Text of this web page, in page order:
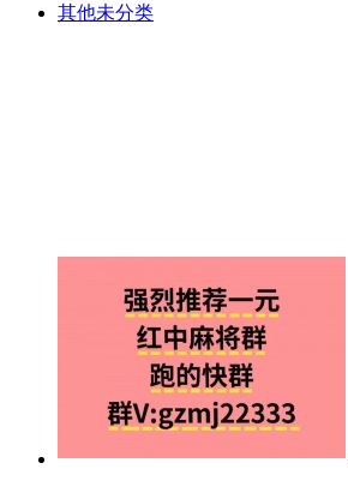
其他未分类